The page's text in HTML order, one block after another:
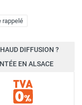
rappelé
DIFFUSION ?
EN ALSACE